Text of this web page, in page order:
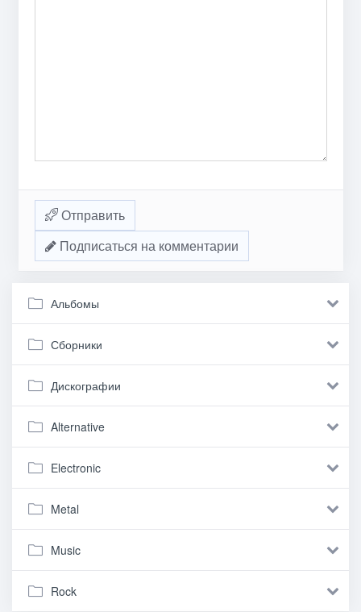
Отправить
Подписаться на комментарии
Альбомы
Сборники
Дискографии
Alternative
Electronic
Metal
Music
Rock